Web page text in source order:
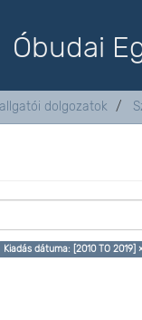
Óbudai
dolgozatok
Kiadás dátuma: [2010 TO 2019]